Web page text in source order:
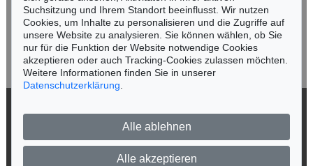
Auktion 330 - Lot 453
Ergebnis:
Jetzt zum Newsletter anmelden >
Impressum
Suchsitzung und Ihrem Standort beeinflusst. Wir nutzen
Cookies, um Inhalte zu personalisieren und die Zugriffe auf
unsere Website zu analysieren. Sie können wählen, ob Sie
nur für die Funktion der Website notwendige Cookies
akzeptieren oder auch Tracking-Cookies zulassen möchten.
Weitere Informationen finden Sie in unserer
Datenschutzerklärung
Alle ablehnen
Alle akzeptieren